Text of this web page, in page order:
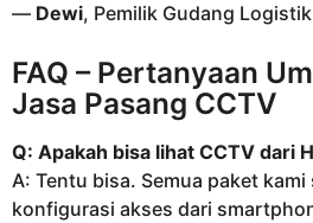
— Dewi, Pemilik Gudang Logistik
FAQ – Pertanyaan
Jasa Pasang CCTV
Q: Apakah bisa lihat CCTV dari
A: Tentu bisa. Semua paket
konfigurasi akses dari